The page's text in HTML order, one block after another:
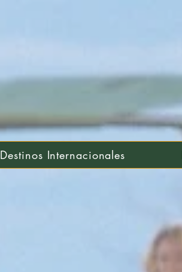
Destinos Internacionales